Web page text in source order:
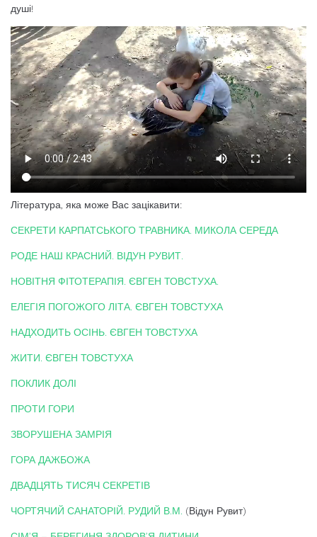
душі!
Література, яка може Вас зацікавити:
СЕКРЕТИ КАРПАТСЬКОГО ТРАВНИКА. МИКОЛА СЕРЕДА
РОДЕ НАШ КРАСНИЙ. ВІДУН РУВИТ.
НОВІТНЯ ФІТОТЕРАПІЯ. ЄВГЕН ТОВСТУХА.
ЕЛЕГІЯ ПОГОЖОГО ЛІТА. ЄВГЕН ТОВСТУХА
НАДХОДИТЬ ОСІНЬ. ЄВГЕН ТОВСТУХА
ЖИТИ. ЄВГЕН ТОВСТУХА
ПОКЛИК ДОЛІ
ПРОТИ ГОРИ
ЗВОРУШЕНА ЗАМРІЯ
ГОРА ДАЖБОЖА
ДВАДЦЯТЬ ТИСЯЧ СЕКРЕТІВ
ЧОРТЯЧИЙ САНАТОРІЙ. РУДИЙ В.М. (Відун Рувит)